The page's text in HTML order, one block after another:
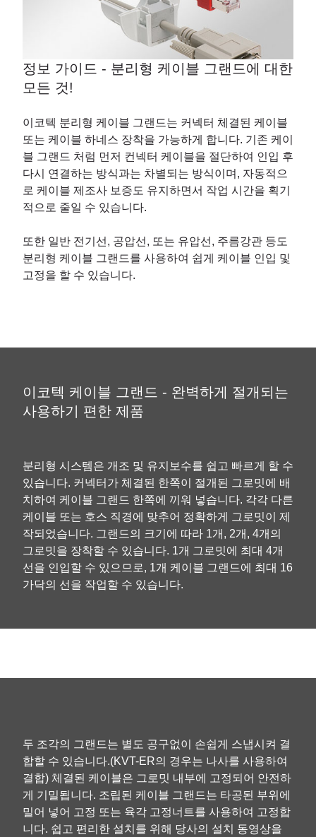
정보 가이드 - 분리형 케이블 그랜드에 대한
모든 것!
이코텍 분리형 케이블 그랜드는 커넥터 체결된 케이블
또는 케이블 하네스 장착을 가능하게 합니다. 기존 케이
블 그랜드 처럼 먼저 컨넥터 케이블을 절단하여 인입 후
다시 연결하는 방식과는 차별되는 방식이며, 자동적으
로 케이블 제조사 보증도 유지하면서 작업 시간을 획기
적으로 줄일 수 있습니다.
또한 일반 전기선, 공압선, 또는 유압선, 주름강관 등도
분리형 케이블 그랜드를 사용하여 쉽게 케이블 인입 및
고정을 할 수 있습니다.
이코텍 케이블 그랜드 - 완벽하게 절개되는
사용하기 편한 제품
분리형 시스템은 개조 및 유지보수를 쉽고 빠르게 할 수
있습니다. 커넥터가 체결된 한쪽이 절개된 그로밋에 배
치하여 케이블 그랜드 한쪽에 끼워 넣습니다. 각각 다른
케이블 또는 호스 직경에 맞추어 정확하게 그로밋이 제
작되었습니다. 그랜드의 크기에 따라 1개, 2개, 4개의
그로밋을 장착할 수 있습니다. 1개 그로밋에 최대 4개
선을 인입할 수 있으므로, 1개 케이블 그랜드에 최대 16
가닥의 선을 작업할 수 있습니다.
두 조각의 그랜드는 별도 공구없이 손쉽게 스냅시켜 결
합할 수 있습니다.(KVT-ER의 경우는 나사를 사용하여
결합) 체결된 케이블은 그로밋 내부에 고정되어 안전하
게 기밀됩니다. 조립된 케이블 그랜드는 타공된 부위에
밀어 넣어 고정 또는 육각 고정너트를 사용하여 고정합
니다. 쉽고 편리한 설치를 위해 당사의 설치 동영상을